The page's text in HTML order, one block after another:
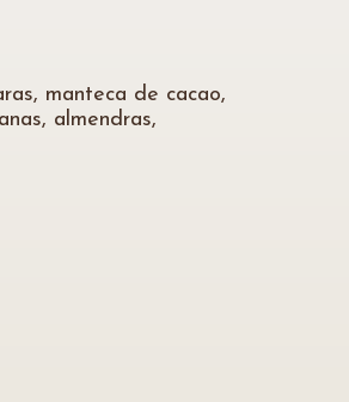
manteca de cacao,
almendras,